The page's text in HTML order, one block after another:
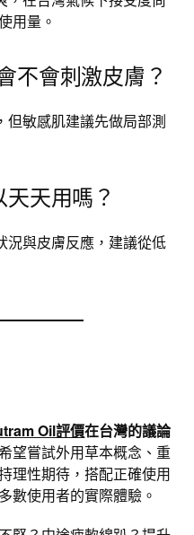
用量。
不會刺激皮膚？
但敏感肌建議先做局部測
天用嗎？
況與皮膚反應，建議從低
Oil評價在台灣的議論
望嘗試外用草本概念、重
理性期待，搭配正確使用
數使用者的實際體驗。